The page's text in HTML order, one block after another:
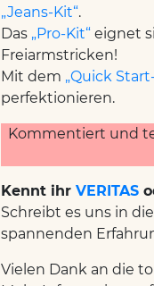
„Jeans-Kit“.
Das „Pro-Kit“eignet
Freiarmstricken!
Mit dem „Quick
perfektionieren.
Kommentiert und
Kennt ihr VERITAS
Schreibt es uns in die
spannenden
Vielen Dank an die